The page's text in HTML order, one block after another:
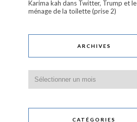
Karima kah dans Twitter, Trump et le
ménage de la toilette (prise 2)
ARCHIVES
CATÉGORIES